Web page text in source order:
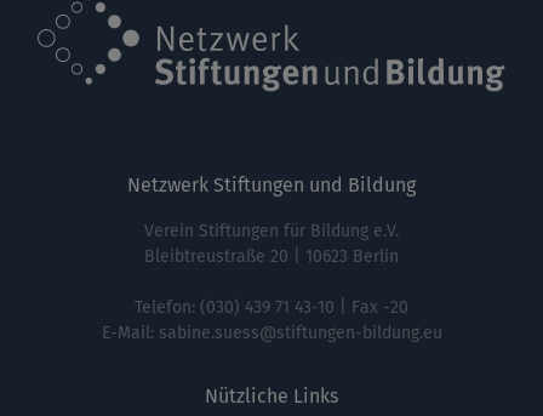
Netzwerk Stiftungen und Bildung
Verein Stiftungen für Bildung e.V.
Bleibtreustraße 20 | 10623 Berlin
Telefon: (030) 439 71 43-10 | Fax -20
E-Mail: sabine.suess@stiftungen-bildung.eu
Nützliche Links